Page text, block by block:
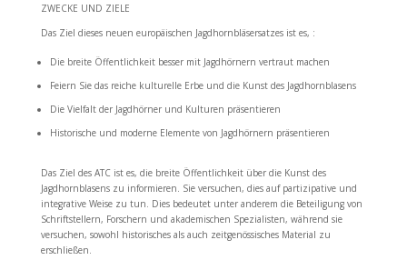
ZWECKE UND ZIELE
Das Ziel dieses neuen europäischen Jagdhornbläsersatzes ist es, :
Die breite Öffentlichkeit besser mit Jagdhörnern vertraut machen
Feiern Sie das reiche kulturelle Erbe und die Kunst des Jagdhornblasens
Die Vielfalt der Jagdhörner und Kulturen präsentieren
Historische und moderne Elemente von Jagdhörnern präsentieren
Das Ziel des ATC ist es, die breite Öffentlichkeit über die Kunst des
Jagdhornblasens zu informieren. Sie versuchen, dies auf partizipative und
integrative Weise zu tun. Dies bedeutet unter anderem die Beteiligung von
Schriftstellern, Forschern und akademischen Spezialisten, während sie
versuchen, sowohl historisches als auch zeitgenössisches Material zu
erschließen.